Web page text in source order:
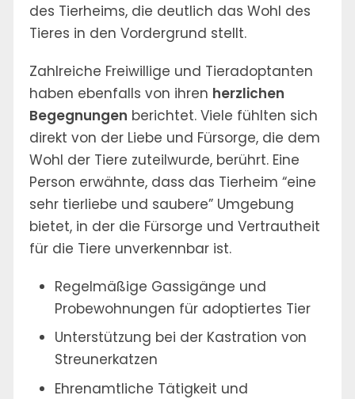
des Tierheims, die deutlich das Wohl des
Tieres in den Vordergrund stellt.
Zahlreiche Freiwillige und Tieradoptanten
haben ebenfalls von ihren herzlichen
Begegnungen berichtet. Viele fühlten sich
direkt von der Liebe und Fürsorge, die dem
Wohl der Tiere zuteilwurde, berührt. Eine
Person erwähnte, dass das Tierheim “eine
sehr tierliebe und saubere” Umgebung
bietet, in der die Fürsorge und Vertrautheit
für die Tiere unverkennbar ist.
Regelmäßige Gassigänge und
Probewohnungen für adoptiertes Tier
Unterstützung bei der Kastration von
Streunerkatzen
Ehrenamtliche Tätigkeit und